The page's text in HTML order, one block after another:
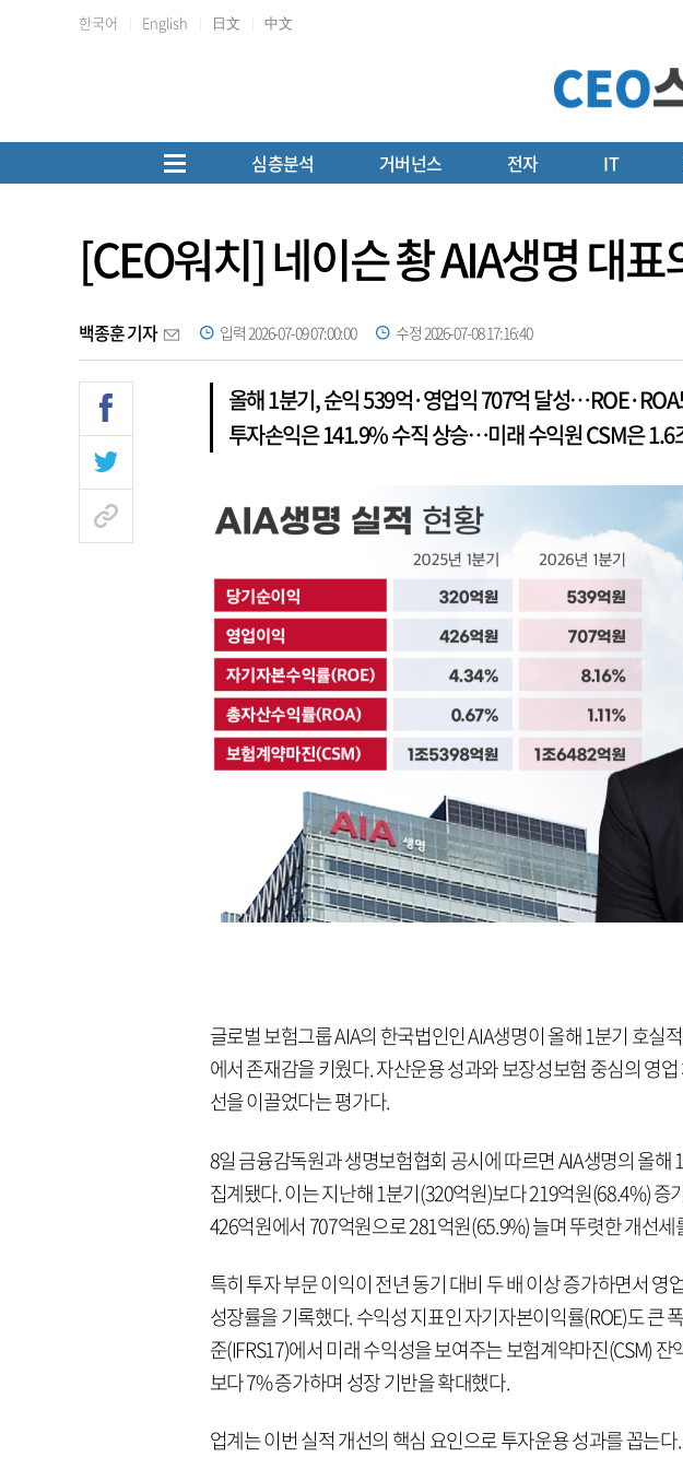
한국어 English 日文 中文
심층분석 거버넌스 전자 IT
[CEO워치] 네이슨 촹 AIA생명 대
백종훈 기자 입력 2026-07-09 07:00:00 수정 2026-07-08 17:16:40
올해 1분기, 순익 539억·영업익 707억 달성…ROE·ROA
투자손익은 141.9% 수직 상승…미래 수익원 CSM은 1.6
글로벌 보험그룹 AIA의 한국법인인 AIA생명이 올해 1분기 호실
에서 존재감을 키웠다. 자산운용 성과와 보장성보험 중심의 영
선을 이끌었다는 평가다.
8일 금융감독원과 생명보험협회 공시에 따르면 AIA생명의 올
집계됐다. 이는 지난해 1분기(320억원)보다 219억원(68.4%) 증
426억원에서 707억원으로 281억원(65.9%) 늘며 뚜렷한 개선세
특히 투자 부문 이익이 전년 동기 대비 두 배 이상 증가하면서 영
성장률을 기록했다. 수익성 지표인 자기자본이익률(ROE)도 큰
준(IFRS17)에서 미래 수익성을 보여주는 보험계약마진(CSM)
보다 7% 증가하며 성장 기반을 확대했다.
업계는 이번 실적 개선의 핵심 요인으로 투자운용 성과를 꼽는